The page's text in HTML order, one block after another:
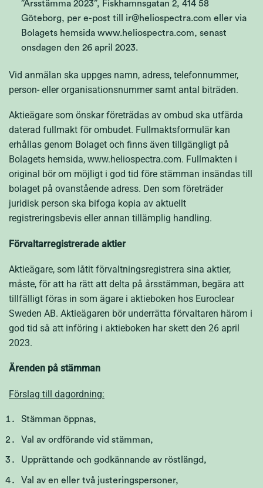
”Årsstämma 2023”, Fiskhamnsgatan 2, 414 58
Göteborg, per e-post till ir@heliospectra.com eller via
Bolagets hemsida www.heliospectra.com, senast
onsdagen den 26 april 2023.
Vid anmälan ska uppges namn, adress, telefonnummer,
person- eller organisationsnummer samt antal biträden.
Aktieägare som önskar företrädas av ombud ska utfärda
daterad fullmakt för ombudet. Fullmaktsformulär kan
erhållas genom Bolaget och finns även tillgängligt på
Bolagets hemsida, www.heliospectra.com. Fullmakten i
original bör om möjligt i god tid före stämman insändas till
bolaget på ovanstående adress. Den som företräder
juridisk person ska bifoga kopia av aktuellt
registreringsbevis eller annan tillämplig handling.
Förvaltarregistrerade aktier
Aktieägare, som låtit förvaltningsregistrera sina aktier,
måste, för att ha rätt att delta på årsstämman, begära att
tillfälligt föras in som ägare i aktieboken hos Euroclear
Sweden AB. Aktieägaren bör underrätta förvaltaren härom i
god tid så att införing i aktieboken har skett den 26 april
2023.
Ärenden på stämman
Förslag till dagordning:
Stämman öppnas,
Val av ordförande vid stämman,
Upprättande och godkännande av röstlängd,
Val av en eller två justeringspersoner,